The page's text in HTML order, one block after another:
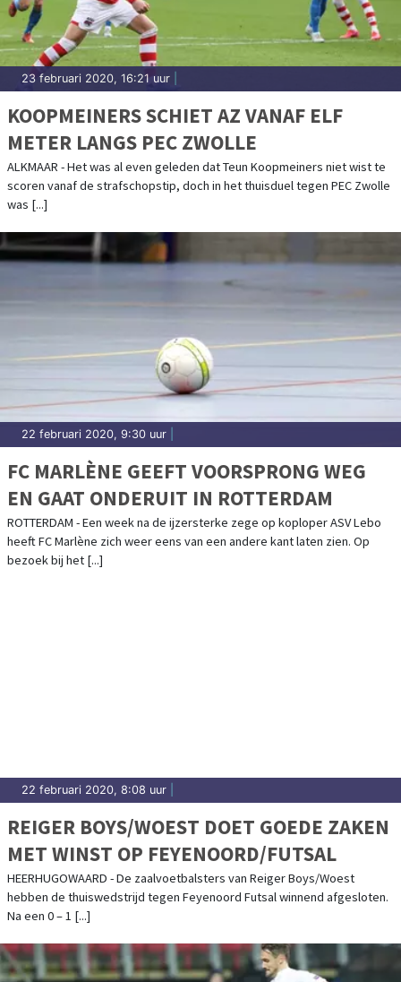
23 februari 2020, 16:21 uur
KOOPMEINERS SCHIET AZ VANAF ELF
METER LANGS PEC ZWOLLE
ALKMAAR - Het was al even geleden dat Teun Koopmeiners niet wist te
scoren vanaf de strafschopstip, doch in het thuisduel tegen PEC Zwolle
was [...]
22 februari 2020, 9:30 uur
FC MARLÈNE GEEFT VOORSPRONG WEG
EN GAAT ONDERUIT IN ROTTERDAM
ROTTERDAM - Een week na de ijzersterke zege op koploper ASV Lebo
heeft FC Marlène zich weer eens van een andere kant laten zien. Op
bezoek bij het [...]
22 februari 2020, 8:08 uur
REIGER BOYS/WOEST DOET GOEDE ZAKEN
MET WINST OP FEYENOORD/FUTSAL
HEERHUGOWAARD - De zaalvoetbalsters van Reiger Boys/Woest
hebben de thuiswedstrijd tegen Feyenoord Futsal winnend afgesloten.
Na een 0 – 1 [...]